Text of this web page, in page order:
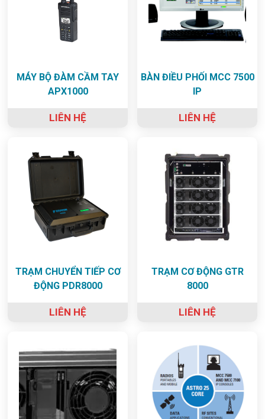
MÁY BỘ ĐÀM CẦM TAY
APX1000
LIÊN HỆ
BÀN ĐIỀU PHỐI MCC 7500
IP
LIÊN HỆ
TRẠM CHUYỂN TIẾP CƠ
ĐỘNG PDR8000
LIÊN HỆ
TRẠM CƠ ĐỘNG GTR
8000
LIÊN HỆ